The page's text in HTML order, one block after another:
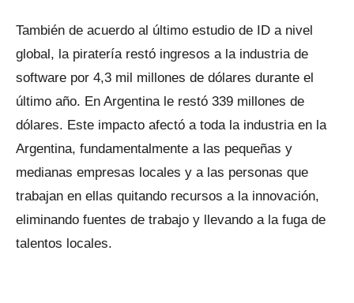
También de acuerdo al último estudio de ID a nivel
global, la piratería restó ingresos a la industria de
software por 4,3 mil millones de dólares durante el
último año. En Argentina le restó 339 millones de
dólares. Este impacto afectó a toda la industria en la
Argentina, fundamentalmente a las pequeñas y
medianas empresas locales y a las personas que
trabajan en ellas quitando recursos a la innovación,
eliminando fuentes de trabajo y llevando a la fuga de
talentos locales.